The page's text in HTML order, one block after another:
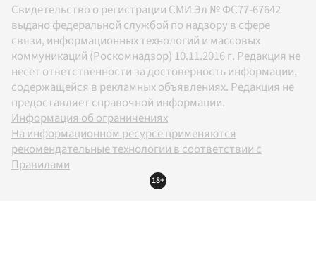
Свидетельство о регистрации СМИ Эл № ФС77-67642
выдано федеральной службой по надзору в сфере
связи, информационных технологий и массовых
коммуникаций (Роскомнадзор) 10.11.2016 г. Редакция не
несет ответственности за достоверность информации,
содержащейся в рекламных объявлениях. Редакция не
предоставляет справочной информации.
Информация об ограничениях
На информационном ресурсе применяются
рекомендательные технологии в соответствии с
Правилами
18+